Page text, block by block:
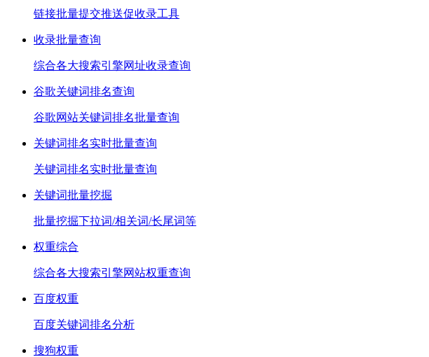
链接批量提交推送促收录工具
收录批量查询
综合各大搜索引擎网址收录查询
谷歌关键词排名查询
谷歌网站关键词排名批量查询
关键词排名实时批量查询
关键词排名实时批量查询
关键词批量挖掘
批量挖掘下拉词/相关词/长尾词等
权重综合
综合各大搜索引擎网站权重查询
百度权重
百度关键词排名分析
搜狗权重